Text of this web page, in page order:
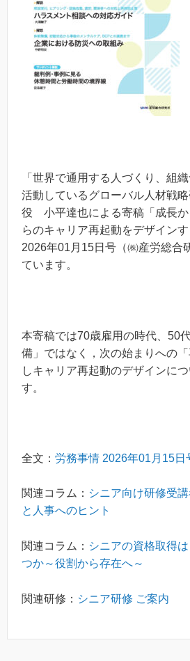
「世界で通用する人づくり、組
活動しているグローバル人材戦
役 小平達也による寄稿「成長か
らのキャリア再起動をデザイン
2026年01月15日号（㈱産労総合
ています。
本寄稿では70歳雇用の時代、50
備」ではなく，次の始まりへの
しキャリア再起動のデザインに
す。
全文： 労務事情 2026年01月15日
関連コラム： シニア向け研修受
と人事へのヒント
関連コラム： シニアの資格取得
つか～役割から存在へ～
関連研修： シニア研修 ご案内